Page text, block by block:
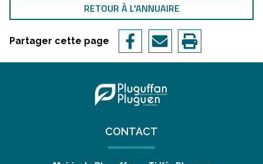
RETOUR À L'ANNUAIRE
Partager cette page
CONTACT